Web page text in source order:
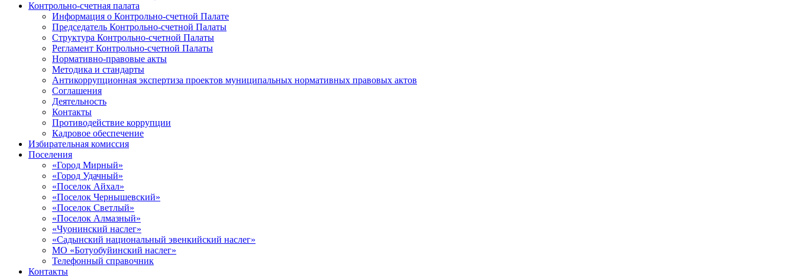
Контрольно-счетная палата
Информация о Контрольно-счетной Палате
Председатель Контрольно-счетной Палаты
Структура Контрольно-счетной Палаты
Регламент Контрольно-счетной Палаты
Нормативно-правовые акты
Методика и стандарты
Антикоррупционная экспертиза проектов муниципальных нормативных правовых актов
Соглашения
Деятельность
Контакты
Противодействие коррупции
Кадровое обеспечение
Избирательная комиссия
Поселения
«Город Мирный»
«Город Удачный»
«Поселок Айхал»
«Поселок Чернышевский»
«Поселок Светлый»
«Поселок Алмазный»
«Чуонинский наслег»
«Садынский национальный эвенкийский наслег»
МО «Ботуобуйинский наслег»
Телефонный справочник
Контакты